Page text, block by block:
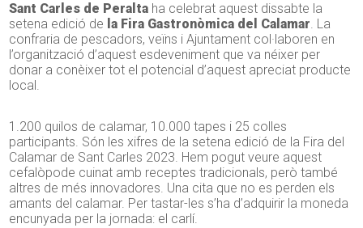
Sant Carles de Peralta ha celebrat aquest dissabte la
setena edició de la Fira Gastronòmica del Calamar. La
confraria de pescadors, veïns i Ajuntament col·laboren en
l’organització d’aquest esdeveniment que va néixer per
donar a conèixer tot el potencial d’aquest apreciat producte
local.
1.200 quilos de calamar, 10.000 tapes i 25 colles
participants. Són les xifres de la setena edició de la Fira del
Calamar de Sant Carles 2023. Hem pogut veure aquest
cefalòpode cuinat amb receptes tradicionals, però també
altres de més innovadores. Una cita que no es perden els
amants del calamar. Per tastar-les s’ha d’adquirir la moneda
encunyada per la jornada: el carlí.